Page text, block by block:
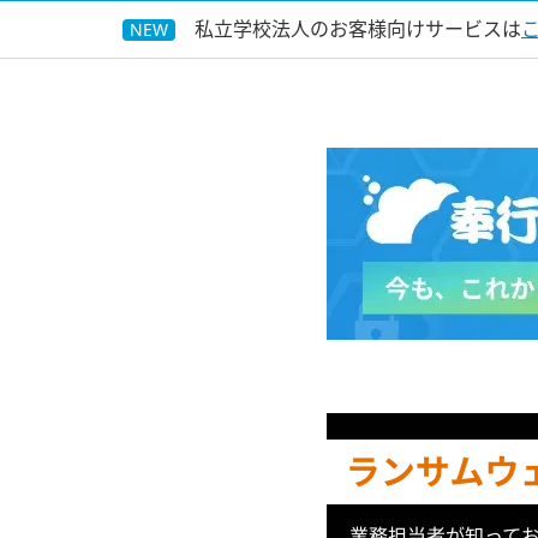
NEW 私立学校法人のお客様向けサービスは